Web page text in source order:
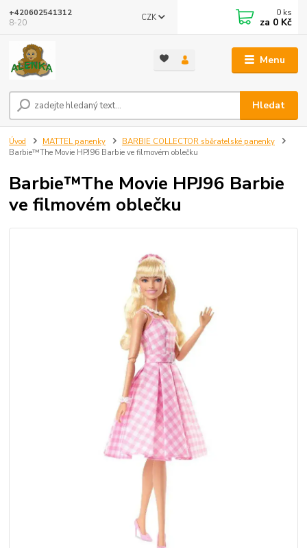
Menu
CZK
Hledat
+420602541312
8-20
0 ks
za 0 Kč
Úvod MATTEL panenky
BARBIE COLLECTOR sběratelské panenky
Barbie™The Movie HPJ96 Barbie ve filmovém oblečku
Barbie™The Movie HPJ96 Barbie
ve filmovém oblečku